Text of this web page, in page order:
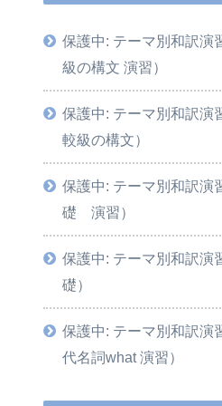
保護中: テーマ別和訳演
級の構文 演習）
保護中: テーマ別和訳演
較級の構文）
保護中: テーマ別和訳演
礎 演習）
保護中: テーマ別和訳演
礎）
保護中: テーマ別和訳演
代名詞what 演習）